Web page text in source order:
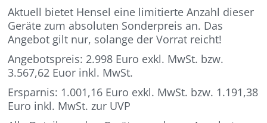
Aktuell bietet Hensel eine limitierte Anzahl dieser
Geräte zum absoluten Sonderpreis an. Das
Angebot gilt nur, solange der Vorrat reicht!
Angebotspreis: 2.998 Euro exkl. MwSt. bzw.
3.567,62 Euor inkl. MwSt.
Ersparnis: 1.001,16 Euro exkl. MwSt. bzw. 1.191,38
Euro inkl. MwSt. zur UVP